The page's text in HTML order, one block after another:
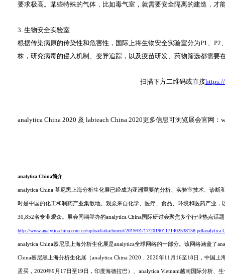
要求极高。某些特殊的气体，比如毒气室，就需要安全隔离的建造，
3. 生物安全实验室
根据传染病原的传染性和危害性，国际上将生物安全实验室分为P1、
株，研究病毒的侵入机制、变异追踪，以及疫苗研发、药物筛选都需要
扫描下方二维码或直接
analytica China 2020 及 labteach China 2020更多信息可浏览展会官网
analytica China简介
analytica China 慕尼黑上海分析生化展已经成为亚洲重要的分析、实验室技术、诊
时是中国的化工和制药产业集散地。观众来自化学、医疗、食品、环境和医药产业
30,852名专业观众。展会同期举办的analytica China国际研讨会聚焦多个行业热点话
http://www.analyticachina.com.cn/upload/attachment/2019/01/17/201901171402538158.pdfanalytica
analytica China慕尼黑上海分析生化展是analytica全球网络的一部分。该网络涵盖了
China慕尼黑上海分析生化展（analytica China 2020，2020年11月16至18日，中国
孟买，2020年9月17日至19日，印度海德拉巴）、analytica Vietnam越南国际分析、